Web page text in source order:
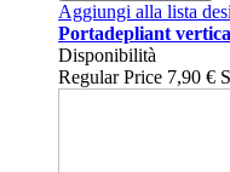
Aggiungi alla lista
Portadepliant
Disponibilità
Regular Price 7,90 €